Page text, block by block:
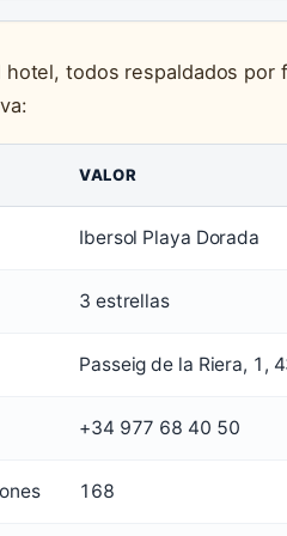
hotel, todos respaldados por
VALOR
Ibersol Playa Dorada
3 estrellas
Passeig de la Riera, 1,
+34 977 68 40 50
168